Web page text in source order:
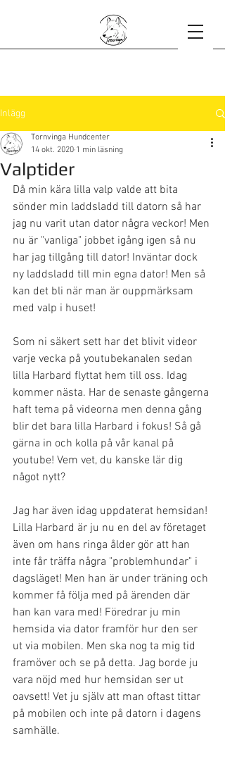
Inlägg
Valptider
Tornvinga Hundcenter
14 okt. 2020 1 min läsning
Då min kära lilla valp valde att bita
sönder min laddsladd till datorn så har
jag nu varit utan dator några veckor! Men
nu är "vanliga" jobbet igång igen så nu
har jag tillgång till dator! Inväntar dock
ny laddsladd till min egna dator! Men så
kan det bli när man är ouppmärksam
med valp i huset!
Som ni säkert sett har det blivit videor
varje vecka på youtubekanalen sedan
lilla Harbard flyttat hem till oss. Idag
kommer nästa. Har de senaste gångerna
haft tema på videorna men denna gång
blir det bara lilla Harbard i fokus! Så gå
gärna in och kolla på vår kanal på
youtube! Vem vet, du kanske lär dig
något nytt?
Jag har även idag uppdaterat hemsidan!
Lilla Harbard är ju nu en del av företaget
även om hans ringa ålder gör att han
inte får träffa några "problemhundar" i
dagsläget! Men han är under träning och
kommer få följa med på ärenden där
han kan vara med! Föredrar ju min
hemsida via dator framför hur den ser
ut via mobilen. Men ska nog ta mig tid
framöver och se på detta. Jag borde ju
vara nöjd med hur hemsidan ser ut
oavsett! Vet ju själv att man oftast tittar
på mobilen och inte på datorn i dagens
samhälle.